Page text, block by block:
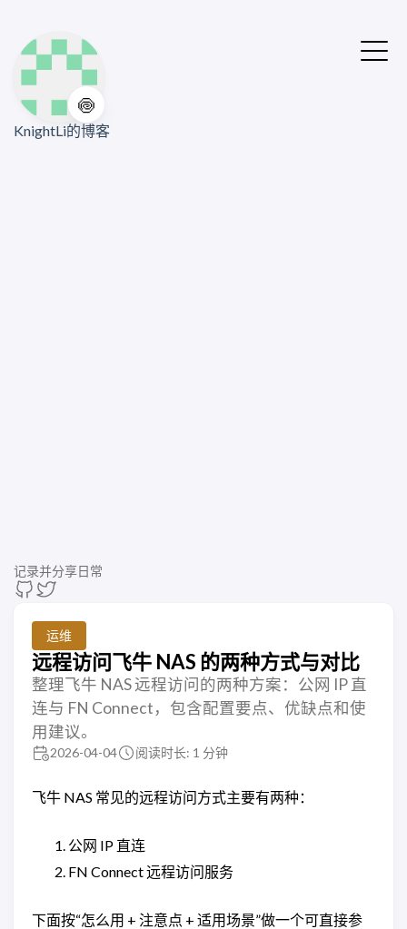
🍥
KnightLi的博客
记录并分享日常
运维
远程访问飞牛 NAS 的两种方式与对比
整理飞牛 NAS 远程访问的两种方案：公网 IP 直
连与 FN Connect，包含配置要点、优缺点和使
用建议。
2026-04-04 阅读时长: 1 分钟
飞牛 NAS 常见的远程访问方式主要有两种：
公网 IP 直连
FN Connect 远程访问服务
下面按“怎么用 + 注意点 + 适用场景”做一个可直接参